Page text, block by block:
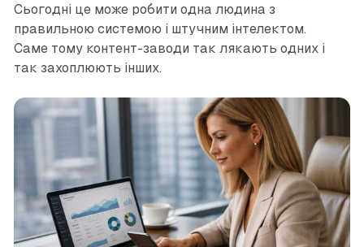
Сьогодні це може робити одна людина з
правильною системою і штучним інтелектом.
Саме тому контент-заводи так лякають одних і
так захоплюють інших.